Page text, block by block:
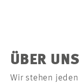
ÜBER UNS
Wir stehen